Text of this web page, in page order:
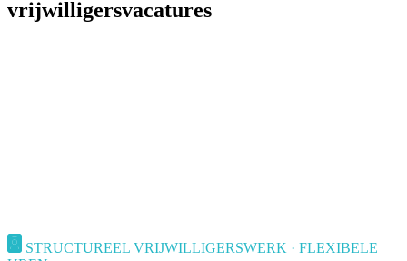
vrijwilligersvacatures
STRUCTUREEL VRIJWILLIGERSWERK · FLEXIBELE